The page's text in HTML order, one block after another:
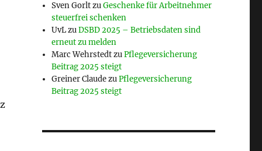
Sven GorltzuGeschenke für Arbeitnehmer
steuerfrei schenken
UvLzuDSBD 2025 – Betriebsdaten sind
erneut zu melden
Marc WehrstedtzuPflegeversicherung
Beitrag 2025 steigt
Greiner ClaudezuPflegeversicherung
Beitrag 2025 steigt